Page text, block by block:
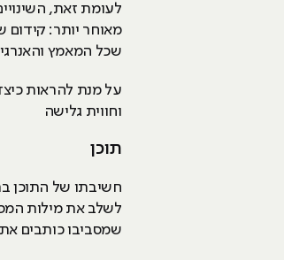
לעומת זאת,
מאוחר יותר: קידום
שכל המאמץ
על מנת להראות
וחווית גלישה
תוכן
חשיבתו של התוכן
לשלב את מילות
שמסביבו כותבים